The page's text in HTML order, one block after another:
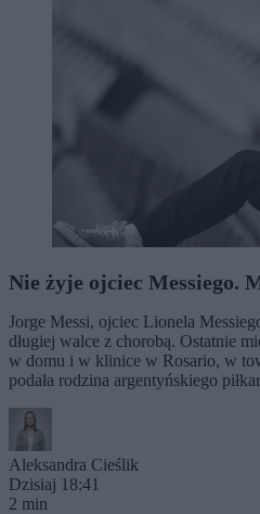
Nie żyje ojciec Messiego.
Jorge Messi, ojciec Lionela
długiej walce z chorobą. Ostatnie
w domu i w klinice w Rosario, w
podała rodzina argentyńskiego
Aleksandra Cieślik
Dzisiaj 18:41
2 min